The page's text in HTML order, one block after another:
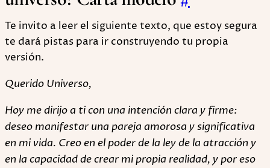
Te invito a leer el siguiente texto, que estoy segura
te dará pistas para ir construyendo tu propia
versión.
Querido Universo,
Hoy me dirijo a ti con una intención clara y firme:
deseo manifestar una pareja amorosa y significativa
en mi vida. Creo en el poder de la ley de la atracción y
en la capacidad de crear mi propia realidad, y por eso